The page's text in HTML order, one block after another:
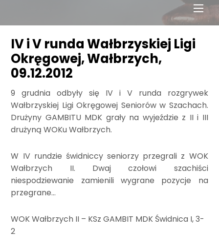
IV i V runda Wałbrzyskiej Ligi
Okręgowej, Wałbrzych,
09.12.2012
9 grudnia odbyły się IV i V runda rozgrywek
Wałbrzyskiej Ligi Okręgowej Seniorów w Szachach.
Drużyny GAMBITU MDK grały na wyjeździe z II i III
drużyną WOKu Wałbrzych.
W IV rundzie świdniccy seniorzy przegrali z WOK
Wałbrzych II. Dwaj czołowi szachiści
niespodziewanie zamienili wygrane pozycje na
przegrane…
WOK Wałbrzych II – KSz GAMBIT MDK Świdnica I, 3-
2